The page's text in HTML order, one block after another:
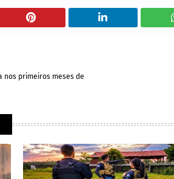
nos primeiros meses de